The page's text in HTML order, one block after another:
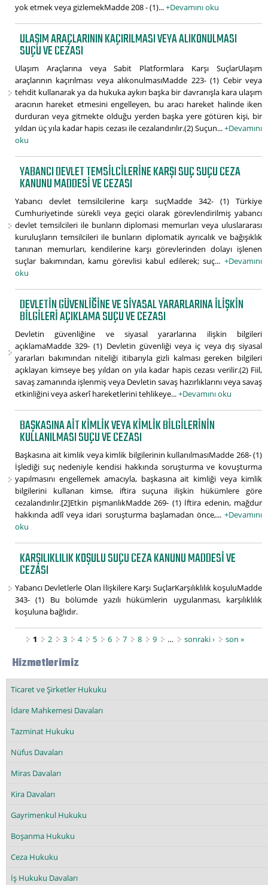
yok etmek veya gizlemekMadde 208 - (1)...+Devamını oku
ULAŞIM ARAÇLARININ KAÇIRILMASI VEYA ALIKONULMASI
SUÇU VE CEZASI
Ulaşım Araçlarına veya Sabit Platformlara Karşı SuçlarUlaşım
araçlarının kaçırılması veya alıkonulmasıMadde 223- (1) Cebir veya
tehdit kullanarak ya da hukuka aykırı başka bir davranışla kara ulaşım
aracının hareket etmesini engelleyen, bu aracı hareket halinde iken
durduran veya gitmekte olduğu yerden başka yere götüren kişi, bir
yıldan üç yıla kadar hapis cezası ile cezalandırılır.(2) Suçun...+Devamını
oku
YABANCI DEVLET TEMSILCILERINE KARŞI SUÇ SUÇU CEZA
KANUNU MADDESI VE CEZASI
Yabancı devlet temsilcilerine karşı suçMadde 342- (1) Türkiye
Cumhuriyetinde sürekli veya geçici olarak görevlendirilmiş yabancı
devlet temsilcileri ile bunların diplomasi memurları veya uluslararası
kuruluşların temsilcileri ile bunların diplomatik ayrıcalık ve bağışıklık
tanınan memurları, kendilerine karşı görevlerinden dolayı işlenen
suçlar bakımından, kamu görevlisi kabul edilerek; suç... +Devamını
oku
DEVLETIN GÜVENLIĞINE VE SIYASAL YARARLARINA ILIŞKIN
BILGILERI AÇIKLAMA SUÇU VE CEZASI
Devletin güvenliğine ve siyasal yararlarına ilişkin bilgileri
açıklamaMadde 329- (1) Devletin güvenliği veya iç veya dış siyasal
yararları bakımından niteliği itibarıyla gizli kalması gereken bilgileri
açıklayan kimseye beş yıldan on yıla kadar hapis cezası verilir.(2) Fiil,
savaş zamanında işlenmiş veya Devletin savaş hazırlıklarını veya savaş
etkinliğini veya askerî hareketlerini tehlikeye...+Devamını oku
BAŞKASINA AIT KIMLIK VEYA KIMLIK BILGILERININ
KULLANILMASI SUÇU VE CEZASI
Başkasına ait kimlik veya kimlik bilgilerinin kullanılmasıMadde 268- (1)
İşlediği suç nedeniyle kendisi hakkında soruşturma ve kovuşturma
yapılmasını engellemek amacıyla, başkasına ait kimliği veya kimlik
bilgilerini kullanan kimse, iftira suçuna ilişkin hükümlere göre
cezalandırılır.[2]Etkin pişmanlıkMadde 269- (1) İftira edenin, mağdur
hakkında adlî veya idari soruşturma başlamadan önce,... +Devamını
oku
KARŞILIKLILIK KOŞULU SUÇU CEZA KANUNU MADDESI VE
CEZASI
Yabancı Devletlerle Olan İlişkilere Karşı SuçlarKarşılıklılık koşuluMadde
343- (1) Bu bölümde yazılı hükümlerin uygulanması, karşılıklılık
koşuluna bağlıdır.
Sayfalar
1 2 3 4 5 6 7 8 9 … sonraki › son »
Hizmetlerimiz
Ticaret ve Şirketler Hukuku
İdare Mahkemesi Davaları
Tazminat Hukuku
Nüfus Davaları
Miras Davaları
Kira Davaları
Gayrimenkul Hukuku
Boşanma Hukuku
Ceza Hukuku
İş Hukuku Davaları